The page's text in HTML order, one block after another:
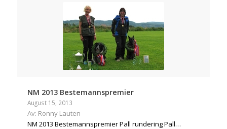
NM 2013 Bestemannspremier
August 15, 2013
Av: Ronny Lauten
NM 2013 Bestemannspremier Pall rundering Pall…